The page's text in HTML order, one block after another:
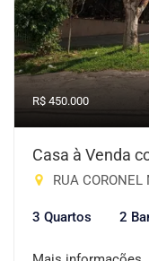
R$ 450.000
Casa à Venda
RUA CORONEL
3 Quartos 2